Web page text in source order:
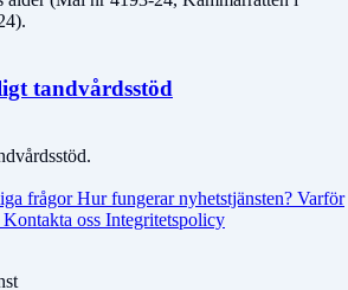
tandvårdsstöd
frågorHur fungerar nyhetstjänsten? Varför
Kontakta oss Integritetspolicy